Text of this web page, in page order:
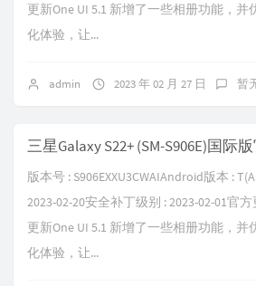
更新One UI 5.1 新增了一些相册功能，
化体验，让...
admin 2023 年 02 月 27 日 暂
版本号 : S906EXXU3CWAIAndroid版本 :
2023-02-20安全补丁级别 : 2023-02-01官
更新One UI 5.1 新增了一些相册功能，
化体验，让...